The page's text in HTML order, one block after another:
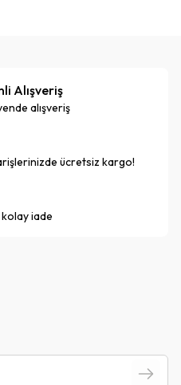
Alışveriş
alışveriş
ücretsiz kargo!
iade